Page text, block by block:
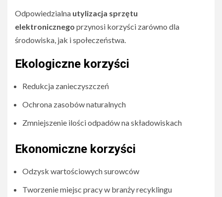
Odpowiedzialna utylizacja sprzętu
elektronicznego przynosi korzyści zarówno dla
środowiska, jak i społeczeństwa.
Ekologiczne korzyści
Redukcja zanieczyszczeń
Ochrona zasobów naturalnych
Zmniejszenie ilości odpadów na składowiskach
Ekonomiczne korzyści
Odzysk wartościowych surowców
Tworzenie miejsc pracy w branży recyklingu